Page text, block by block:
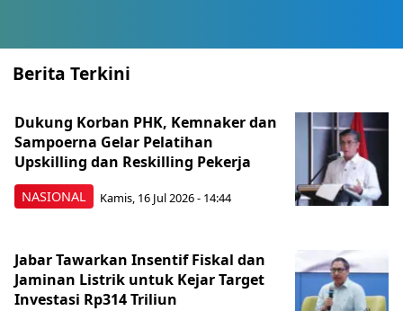
Berita Terkini
NASIONAL
Dukung Korban PHK, Kemnaker dan
Sampoerna Gelar Pelatihan
Upskilling dan Reskilling Pekerja
Kamis, 16 Jul 2026 - 14:44
Jabar Tawarkan Insentif Fiskal dan
Jaminan Listrik untuk Kejar Target
Investasi Rp314 Triliun